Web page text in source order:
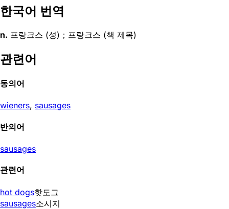
한국어 번역
n. 프랑크스 (성)；프랑크스 (책 제목)
관련어
동의어
wieners, sausages
반의어
sausages
관련어
hot dogs핫도그
sausages소시지